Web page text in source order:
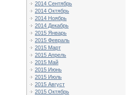
2014 Сентябрь
2014 Октябрь
2014 Ноябрь
2014 Декабрь
2015 Январь
2015 Февраль
2015 Март
2015 Апрель
2015 Май
2015 Июнь
2015 Июль
2015 Август
2015 Октябрь